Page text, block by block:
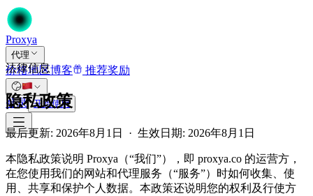
Proxya
代理
价格地区博客 推荐奖励
登录 开始使用
法律信息
隐私政策
最后更新: 2026年8月1日 · 生效日期: 2026年8月1日
本隐私政策说明 Proxya（“我们”），即 proxya.co 的运营方，
在您使用我们的网站和代理服务（“服务”）时如何收集、使
用、共享和保护个人数据。本政策还说明您的权利及行使方